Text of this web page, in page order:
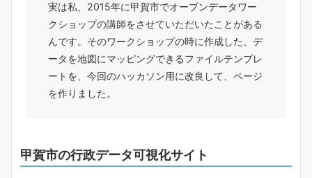
実は私、2015年に甲賀市でオープンデータワー
クショップの講師をさせていただいたことがある
んです。そのワークショップの時に作成した、デ
ータを地図にマッピングできるファイルテンプレ
ートを、今回のハッカソン用に改良して、ページ
を作りました。
甲賀市の行政データ可視化サイト